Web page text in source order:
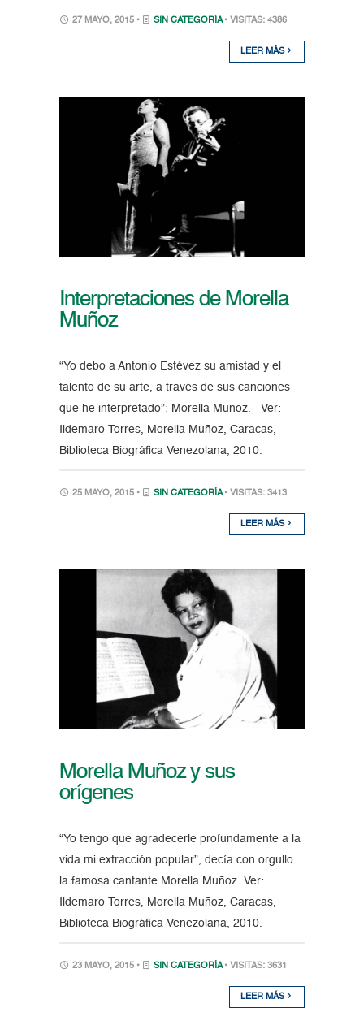
27 MAYO, 2015 • SIN CATEGORÍA • VISITAS: 4386
LEER MÁS
Interpretaciones de Morella
Muñoz
“Yo debo a Antonio Estévez su amistad y el
talento de su arte, a través de sus canciones
que he interpretado”: Morella Muñoz. Ver:
Ildemaro Torres, Morella Muñoz, Caracas,
Biblioteca Biográfica Venezolana, 2010.
25 MAYO, 2015 • SIN CATEGORÍA • VISITAS: 3413
LEER MÁS
Morella Muñoz y sus
orígenes
“Yo tengo que agradecerle profundamente a la
vida mi extracción popular”, decía con orgullo
la famosa cantante Morella Muñoz. Ver:
Ildemaro Torres, Morella Muñoz, Caracas,
Biblioteca Biográfica Venezolana, 2010.
23 MAYO, 2015 • SIN CATEGORÍA • VISITAS: 3631
LEER MÁS